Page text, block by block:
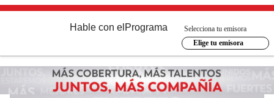
Hable con el Programa
Selecciona tu emisora
Elige tu emisora